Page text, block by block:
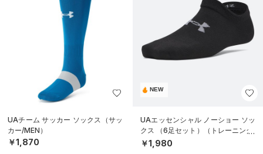
UAチーム サッカー ソックス（サッ
カー/MEN）
￥1,870
NEW
UAエッセンシャル ノーショー ソッ
クス （6足セット）（トレーニング/
KIDS）
￥1,980